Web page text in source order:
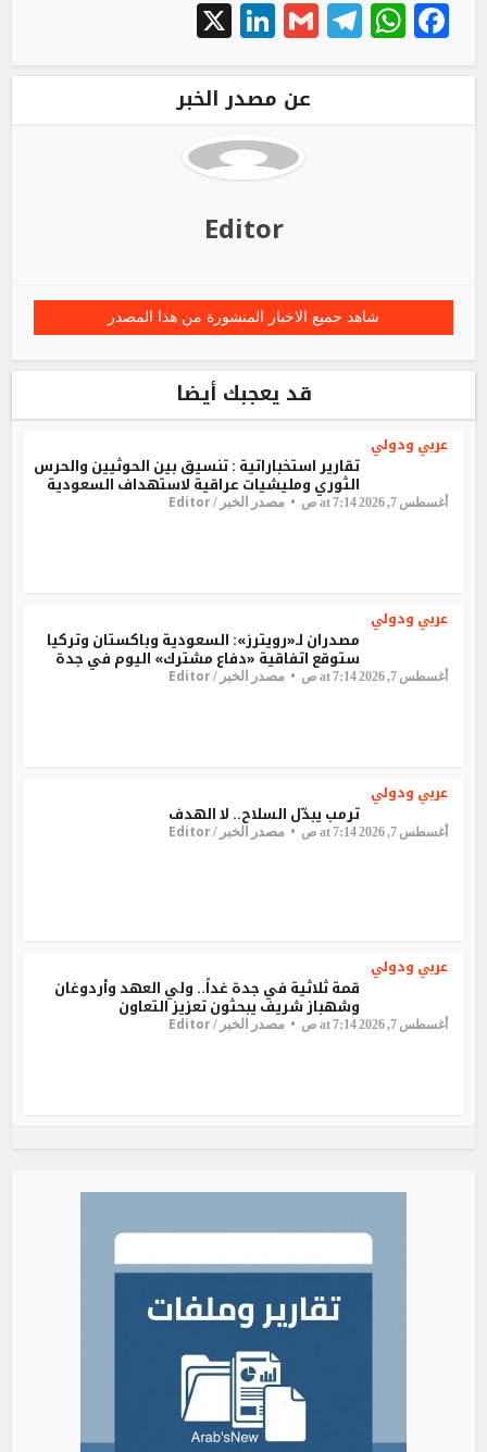
Facebook
WhatsApp
Telegram
Gmail
LinkedIn
عن مصدر الخبر
Editor
شاهد جميع الاخبار المنشورة من هذا المصدر
قد يعجبك أيضا
عربي ودولي
تقارير استخباراتية : تنسيق بين الحوثيين والحرس
الثوري ومليشيات عراقية لاستهداف السعودية
أغسطس 7, 2026 at 7:14 ص مصدر الخبر /Editor
عربي ودولي
مصدران لـ«رويترز»: السعودية وباكستان وتركيا
ستوقع اتفاقية «دفاع مشترك» اليوم في جدة
أغسطس 7, 2026 at 7:14 ص مصدر الخبر /Editor
عربي ودولي
ترمب يبدّل السلاح.. لا الهدف
أغسطس 7, 2026 at 7:14 ص مصدر الخبر /Editor
عربي ودولي
قمة ثلاثية في جدة غداً.. ولي العهد وأردوغان
وشهباز شريف يبحثون تعزيز التعاون
أغسطس 7, 2026 at 7:14 ص مصدر الخبر /Editor